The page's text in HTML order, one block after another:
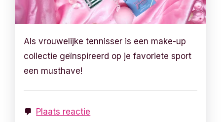
Als vrouwelijke tennisser is een make-up
collectie geïnspireerd op je favoriete sport
een musthave!
Plaats reactie